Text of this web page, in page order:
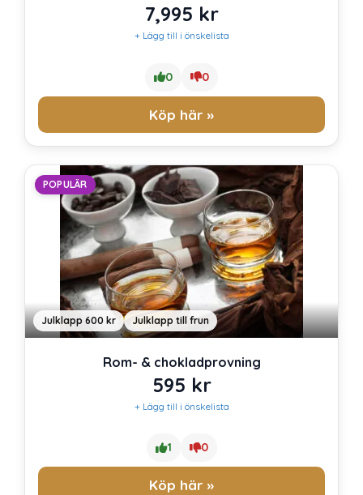
7,995 kr
+ Lägg till i önskelista
0 0
Köp här »
POPULÄR
Julklapp 600 kr Julklapp till frun
Rom- & chokladprovning
595 kr
+ Lägg till i önskelista
1 0
Köp här »